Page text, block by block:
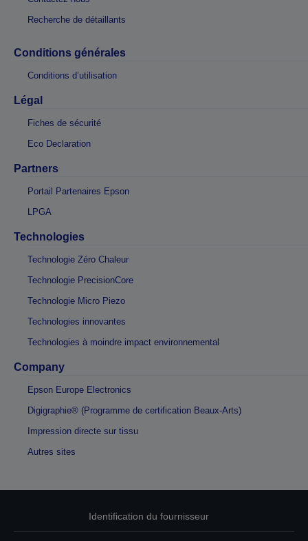
Recherche de détaillants
Conditions générales
Conditions d’utilisation
Légal
Fiches de sécurité
Eco Declaration
Partners
Portail Partenaires Epson
LPGA
Technologies
Technologie Zéro Chaleur
Technologie PrecisionCore
Technologie Micro Piezo
Technologies innovantes
Technologies à moindre impact environnemental
Company
Epson Europe Electronics
Digigraphie® (Programme de certification Beaux-Arts)
Impression directe sur tissu
Autres sites
Identification du fournisseur